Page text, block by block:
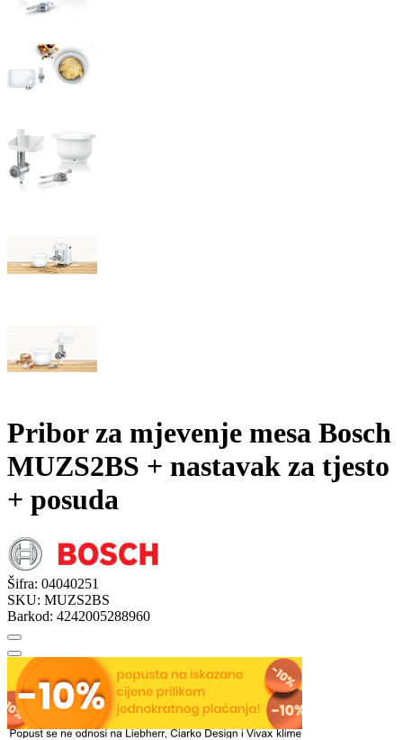
Pribor za mjevenje mesa Bosch
MUZS2BS + nastavak za tjesto
+ posuda
Šifra: 04040251
SKU: MUZS2BS
Barkod: 4242005288960